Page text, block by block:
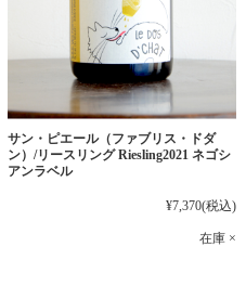
サン・ピエール（ファブリス・ドダ
ン）/リースリング Riesling2021 ネゴシ
アンラベル
¥7,370(税込)
在庫 ×